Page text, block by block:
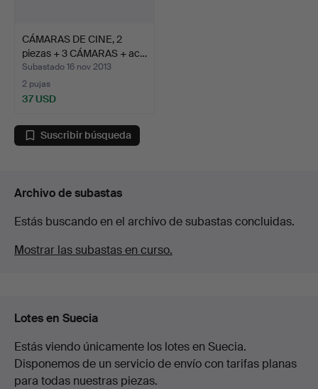
CÁMARAS DE CINE, 2
piezas + 3 CÁMARAS + ac…
Subastado 16 nov 2013
2 pujas
37 USD
Suscribir búsqueda
Archivo de subastas
Estás buscando en el archivo de subastas concluidas.
Mostrar las subastas en curso.
Lotes en Suecia
Estás viendo únicamente los lotes en Suecia.
Disponemos de un servicio de envío con tarifas planas
para todas nuestras piezas.